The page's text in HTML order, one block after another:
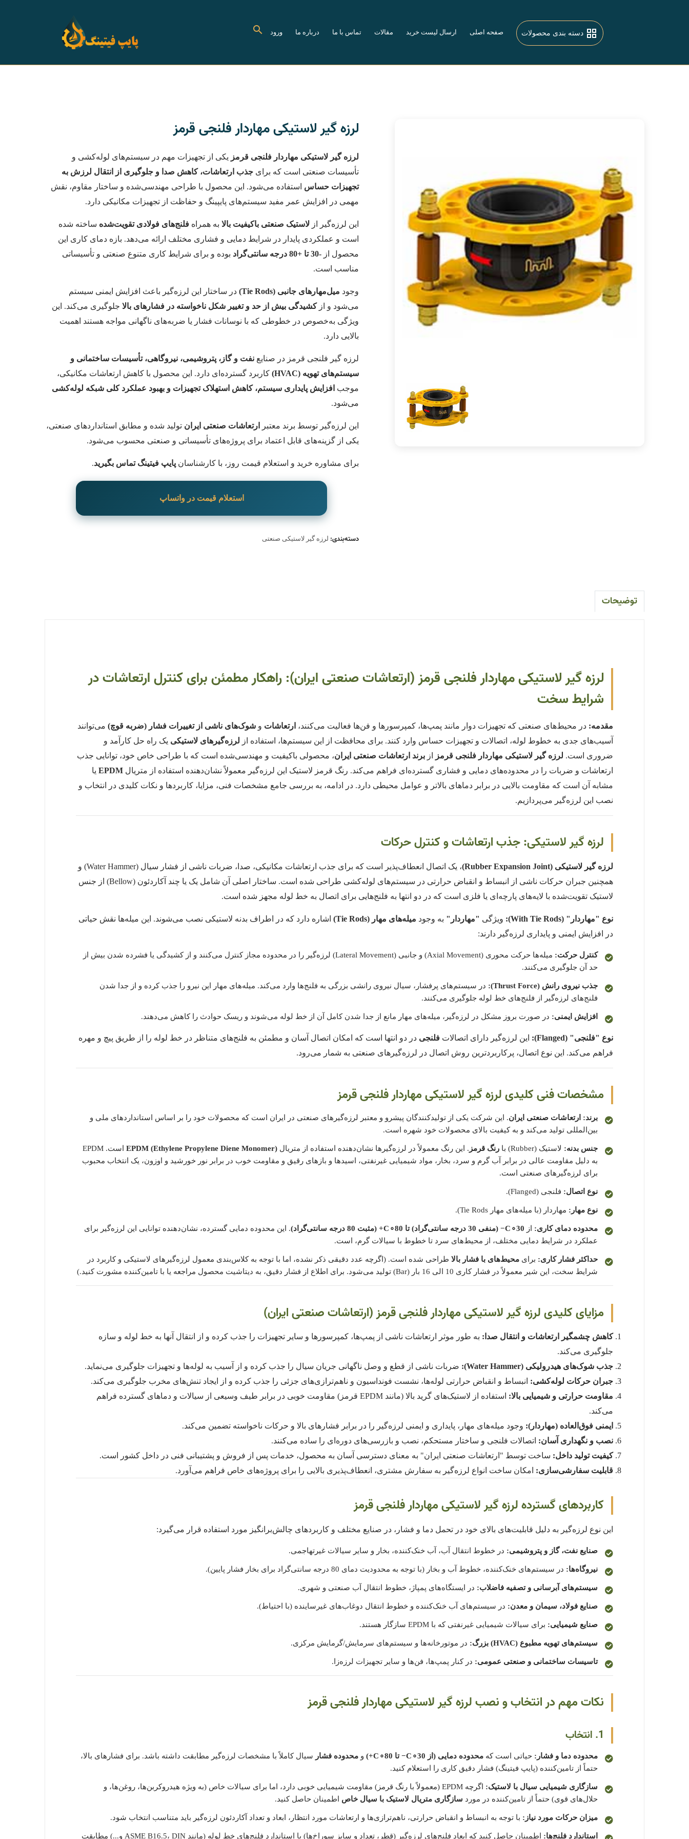
ورود درباره ما تماس با ما مقالات ارسال لیست خرید صفحه اصلی
لرزه گیر لاستیکی مهاردار فلنجی قرمز
لرزه گیر لاستیکی مهاردار فلنجی قرمز یکی از تجهیزات مهم در سیستم‌های لوله‌کشی و
تأسیسات صنعتی است که برایجذب ارتعاشات، کاهش صدا و جلوگیری از انتقال لرزش به
تجهیزات حساس استفاده می‌شود. این محصول با طراحی مهندسی‌شده و ساختار مقاوم، نقش
مهمی در افزایش عمر مفید سیستم‌های پایپینگ و حفاظت از تجهیزات مکانیکی دارد.
این لرزه‌گیر ازلاستیک صنعتی باکیفیت بالا به همراهفلنج‌های فولادی تقویت‌شده ساخته شده
است و عملکردی پایدار در شرایط دمایی و فشاری مختلف ارائه می‌دهد. بازه دمای کاری این
محصول از-30 تا +80 درجه سانتی‌گراد
بوده و برای شرایط کاری متنوع صنعتی و تأسیساتی
مناسب است.
وجود میل‌مهارهای جانبی (Tie Rods)
در ساختار این لرزه‌گیر باعث افزایش ایمنی سیستم
می‌شود و ازکشیدگی بیش از حد و تغییر شکل ناخواسته در فشارهای بالا جلوگیری می‌کند. این
ویژگی به‌خصوص در خطوطی که با نوسانات فشار یا ضربه‌های ناگهانی مواجه هستند اهمیت
بالایی دارد.
لرزه گیر فلنجی قرمز در صنایعنفت و گاز، پتروشیمی، نیروگاهی، تأسیسات ساختمانی و
سیستم‌های تهویه (HVAC)
کاربرد گسترده‌ای دارد. این محصول با کاهش ارتعاشات مکانیکی،
موجب افزایش پایداری سیستم، کاهش استهلاک تجهیزات و بهبود عملکرد کلی شبکه لوله‌کشی
می‌شود.
این لرزه‌گیر توسط برند معتبر ارتعاشات صنعتی ایران تولید شده و مطابق استانداردهای صنعتی،
یکی از گزینه‌های قابل اعتماد برای پروژه‌های تأسیساتی و صنعتی محسوب می‌شود.
برای مشاوره خرید و استعلام قیمت روز، با کارشناسانپایپ فیتینگ تماس بگیرید.
استعلام قیمت در واتساپ
دسته‌بندی: لرزه گیر لاستیکی صنعتی
توضیحات
لرزه گیر لاستیکی مهاردار فلنجی قرمز (ارتعاشات صنعتی ایران): راهکار مطمئن برای کنترل ارتعاشات در
شرایط سخت
مقدمه: در محیط‌های صنعتی که تجهیزات دوار مانند پمپ‌ها، کمپرسورها و فن‌ها فعالیت می‌کنند، ارتعاشات و شوک‌های ناشی از تغییرات فشار (ضربه قوچ) می‌توانند
آسیب‌های جدی به خطوط لوله، اتصالات و تجهیزات حساس وارد کنند. برای محافظت از این سیستم‌ها، استفاده از لرزه‌گیرهای لاستیکی یک راه حل کارآمد و
ضروری است. لرزه گیر لاستیکی مهاردار فلنجی قرمز از برند ارتعاشات صنعتی ایران، محصولی باکیفیت و مهندسی‌شده است که با طراحی خاص خود، توانایی جذب
ارتعاشات و ضربات را در محدوده‌های دمایی و فشاری گسترده‌ای فراهم می‌کند. رنگ قرمز لاستیک این لرزه‌گیر معمولاً نشان‌دهنده استفاده از متریال EPDM یا
مشابه آن است که مقاومت بالایی در برابر دماهای بالاتر و عوامل محیطی دارد. در ادامه، به بررسی جامع مشخصات فنی، مزایا، کاربردها و نکات کلیدی در انتخاب و
نصب این لرزه‌گیر می‌پردازیم.
لرزه گیر لاستیکی: جذب ارتعاشات و کنترل حرکات
لرزه گیر لاستیکی (Rubber Expansion Joint)
، یک اتصال انعطاف‌پذیر است که برای جذب ارتعاشات مکانیکی، صدا، ضربات ناشی از فشار سیال (Water Hammer) و
همچنین جبران حرکات ناشی از انبساط و انقباض حرارتی در سیستم‌های لوله‌کشی طراحی شده است. ساختار اصلی آن شامل یک یا چند آکاردئون (Bellow) از جنس
لاستیک تقویت‌شده با لایه‌های پارچه‌ای یا فلزی است که در دو انتها به فلنج‌هایی برای اتصال به خط لوله مجهز شده است.
نوع "مهاردار" (With Tie Rods): ویژگی "مهاردار" به وجود میله‌های مهار (Tie Rods)
اشاره دارد که در اطراف بدنه لاستیکی نصب می‌شوند. این میله‌ها نقش حیاتی
در افزایش ایمنی و پایداری لرزه‌گیر دارند:
کنترل حرکت:
میله‌ها حرکت محوری (Axial Movement) و جانبی (Lateral Movement) لرزه‌گیر را در محدوده مجاز کنترل می‌کنند و از کشیدگی یا فشرده شدن بیش از
حد آن جلوگیری می‌کنند.
جذب نیروی رانش (Thrust Force):
در سیستم‌های پرفشار، سیال نیروی رانشی بزرگی به فلنج‌ها وارد می‌کند. میله‌های مهار این نیرو را جذب کرده و از جدا شدن
فلنج‌های لرزه‌گیر از فلنج‌های خط لوله جلوگیری می‌کنند.
افزایش ایمنی: در صورت بروز مشکل در لرزه‌گیر، میله‌های مهار مانع از جدا شدن کامل آن از خط لوله می‌شوند و ریسک حوادث را کاهش می‌دهند.
نوع "فلنجی" (Flanged): این لرزه‌گیر دارای اتصالات فلنجی در دو انتها است که امکان اتصال آسان و مطمئن به فلنج‌های متناظر در خط لوله را از طریق پیچ و مهره
فراهم می‌کند. این نوع اتصال، پرکاربردترین روش اتصال در لرزه‌گیرهای صنعتی به شمار می‌رود.
مشخصات فنی کلیدی لرزه گیر لاستیکی مهاردار فلنجی قرمز
برند: ارتعاشات صنعتی ایران. این شرکت یکی از تولیدکنندگان پیشرو و معتبر لرزه‌گیرهای صنعتی در ایران است که محصولات خود را بر اساس استانداردهای ملی و
بین‌المللی تولید می‌کند و به کیفیت بالای محصولات خود شهره است.
جنس بدنه: لاستیک (Rubber) با رنگ قرمز . این رنگ معمولاً در لرزه‌گیرها نشان‌دهنده استفاده از متریال EPDM (Ethylene Propylene Diene Monomer)
است. EPDM
به دلیل مقاومت عالی در برابر آب گرم و سرد، بخار، مواد شیمیایی غیرنفتی، اسیدها و بازهای رقیق و مقاومت خوب در برابر نور خورشید و اوزون، یک انتخاب محبوب
برای لرزه‌گیرهای صنعتی است.
نوع اتصال: فلنجی (Flanged).
نوع مهار: مهاردار (با میله‌های مهار Tie Rods).
محدوده دمای کاری: از 30
∘
C
−(منفی 30 درجه سانتی‌گراد) تا 80
∘
C
+(مثبت 80 درجه سانتی‌گراد)
. این محدوده دمایی گسترده، نشان‌دهنده توانایی این لرزه‌گیر برای
عملکرد در شرایط دمایی مختلف، از محیط‌های سرد تا خطوط با سیالات گرم، است.
حداکثر فشار کاری: برای محیط‌های با فشار بالا طراحی شده است. (اگرچه عدد دقیقی ذکر نشده، اما با توجه به کلاس‌بندی معمول لرزه‌گیرهای لاستیکی و کاربرد در
شرایط سخت، این شیر معمولاً در فشار کاری 10 الی 16 بار (Bar) تولید می‌شود. برای اطلاع از فشار دقیق، به دیتاشیت محصول مراجعه یا با تامین‌کننده مشورت کنید.)
مزایای کلیدی لرزه گیر لاستیکی مهاردار فلنجی قرمز (ارتعاشات صنعتی ایران)
کاهش چشمگیر ارتعاشات و انتقال صدا: به طور موثر ارتعاشات ناشی از پمپ‌ها، کمپرسورها و سایر تجهیزات را جذب کرده و از انتقال آنها به خط لوله و سازه
جلوگیری می‌کند.
جذب شوک‌های هیدرولیکی (Water Hammer):
ضربات ناشی از قطع و وصل ناگهانی جریان سیال را جذب کرده و از آسیب به لوله‌ها و تجهیزات جلوگیری می‌نماید.
جبران حرکات لوله‌کشی: انبساط و انقباض حرارتی لوله‌ها، نشست فونداسیون و ناهم‌ترازی‌های جزئی را جذب کرده و از ایجاد تنش‌های مخرب جلوگیری می‌کند.
مقاومت حرارتی و شیمیایی بالا:
استفاده از لاستیک‌های گرید بالا (مانند EPDM قرمز) مقاومت خوبی در برابر طیف وسیعی از سیالات و دماهای گسترده فراهم
می‌کند.
ایمنی فوق‌العاده (مهاردار): وجود میله‌های مهار، پایداری و ایمنی لرزه‌گیر را در برابر فشارهای بالا و حرکات ناخواسته تضمین می‌کند.
نصب و نگهداری آسان: اتصالات فلنجی و ساختار مستحکم، نصب و بازرسی‌های دوره‌ای را ساده می‌کنند.
کیفیت تولید داخل: ساخت توسط "ارتعاشات صنعتی ایران" به معنای دسترسی آسان به محصول، خدمات پس از فروش و پشتیبانی فنی در داخل کشور است.
قابلیت سفارشی‌سازی: امکان ساخت انواع لرزه‌گیر به سفارش مشتری، انعطاف‌پذیری بالایی را برای پروژه‌های خاص فراهم می‌آورد.
کاربردهای گسترده لرزه گیر لاستیکی مهاردار فلنجی قرمز
این نوع لرزه‌گیر به دلیل قابلیت‌های بالای خود در تحمل دما و فشار، در صنایع مختلف و کاربردهای چالش‌برانگیز مورد استفاده قرار می‌گیرد:
صنایع نفت، گاز و پتروشیمی: در خطوط انتقال آب، آب خنک‌کننده، بخار و سایر سیالات غیرتهاجمی.
نیروگاه‌ها: در سیستم‌های خنک‌کننده، خطوط آب و بخار (با توجه به محدودیت دمای 80 درجه سانتی‌گراد برای بخار فشار پایین).
سیستم‌های آبرسانی و تصفیه فاضلاب: در ایستگاه‌های پمپاژ، خطوط انتقال آب صنعتی و شهری.
صنایع فولاد، سیمان و معدن: در سیستم‌های آب خنک‌کننده و خطوط انتقال دوغاب‌های غیرساینده (با احتیاط).
صنایع شیمیایی: برای سیالات شیمیایی غیرنفتی که با EPDM سازگار هستند.
سیستم‌های تهویه مطبوع (HVAC) بزرگ: در موتورخانه‌ها و سیستم‌های سرمایش/گرمایش مرکزی.
تاسیسات ساختمانی و صنعتی عمومی: در کنار پمپ‌ها، فن‌ها و سایر تجهیزات لرزه‌زا.
نکات مهم در انتخاب و نصب لرزه گیر لاستیکی مهاردار فلنجی قرمز
1. انتخاب
محدوده دما و فشار: حیاتی است که محدوده دمایی (از 30
∘
C
−تا 80
∘
C
+
)و محدوده فشار سیال کاملاً با مشخصات لرزه‌گیر مطابقت داشته باشد. برای فشارهای بالا،
حتماً از تامین‌کننده (پایپ فیتینگ) فشار دقیق کاری را استعلام کنید.
سازگاری شیمیایی سیال با لاستیک:
اگرچه EPDM (معمولاً با رنگ قرمز) مقاومت شیمیایی خوبی دارد، اما برای سیالات خاص (به ویژه هیدروکربن‌ها، روغن‌ها، و
حلال‌های قوی) حتماً از تامین‌کننده در مورد سازگاری متریال لاستیک با سیال خاص اطمینان حاصل کنید.
میزان حرکات مورد نیاز: با توجه به انبساط و انقباض حرارتی، ناهم‌ترازی‌ها و ارتعاشات مورد انتظار، ابعاد و تعداد آکاردئون لرزه‌گیر باید متناسب انتخاب شود.
استاندارد فلنج‌ها: اطمینان حاصل کنید که ابعاد فلنج‌های لرزه‌گیر (قطر، تعداد و سایز سوراخ‌ها) با استاندارد فلنج‌های خط لوله (مانند ASME B16.5، DIN و...) مطابقت